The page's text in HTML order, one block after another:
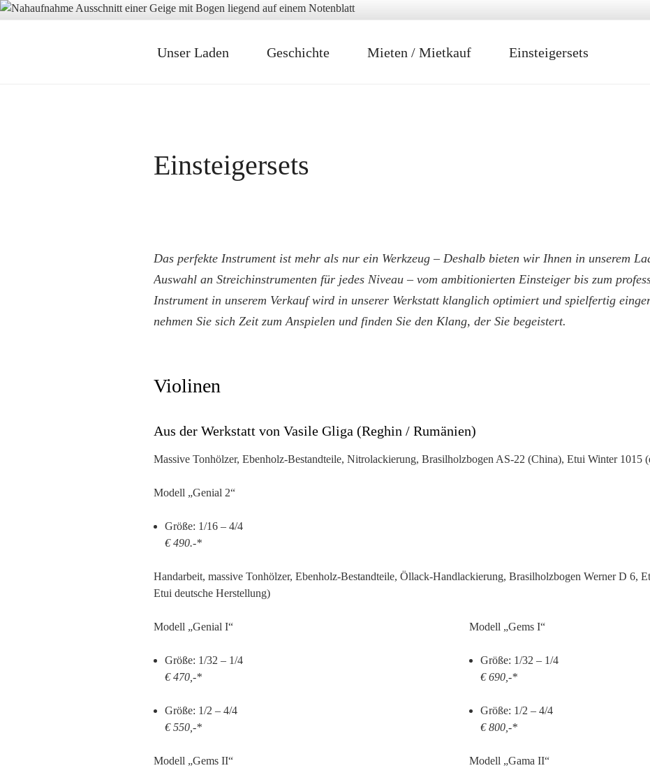
Zum
CARSTEN FRIESE
Geigenbauer in Hamburg
Unser Laden Geschichte Mieten / Mietkauf Einsteigersets
Einsteigersets
Das perfekte Instrument ist mehr als nur ein Werkzeug – Deshalb bieten wir Ihnen in unserem
Auswahl an Streichinstrumenten für jedes Niveau – vom ambitionierten Einsteiger bis zum
Instrument in unserem Verkauf wird in unserer Werkstatt klanglich optimiert und spielfertig
nehmen Sie sich Zeit zum Anspielen und finden Sie den Klang, der Sie begeistert.
Violinen
Aus der Werkstatt von Vasile Gliga (Reghin / Rumänien)
Massive Tonhölzer, Ebenholz-Bestandteile, Nitrolackierung, Brasilholzbogen AS-22 (China), Etui Winter 1015
Modell „Genial 2“
Größe: 1/16 – 4/4
€ 490.-*
Handarbeit, massive Tonhölzer, Ebenholz-Bestandteile, Öllack-Handlackierung, Brasilholzbogen Werner D 6,
Etui deutsche Herstellung)
Modell „Genial I“
Größe: 1/32 – 1/4
€ 470,-*
Größe: 1/2 – 4/4
€ 550,-*
Modell „Gems I“
Größe: 1/32 – 1/4
€ 690,-*
Größe: 1/2 – 4/4
€ 800,-*
Modell „Gems II“ Modell „Gama II“